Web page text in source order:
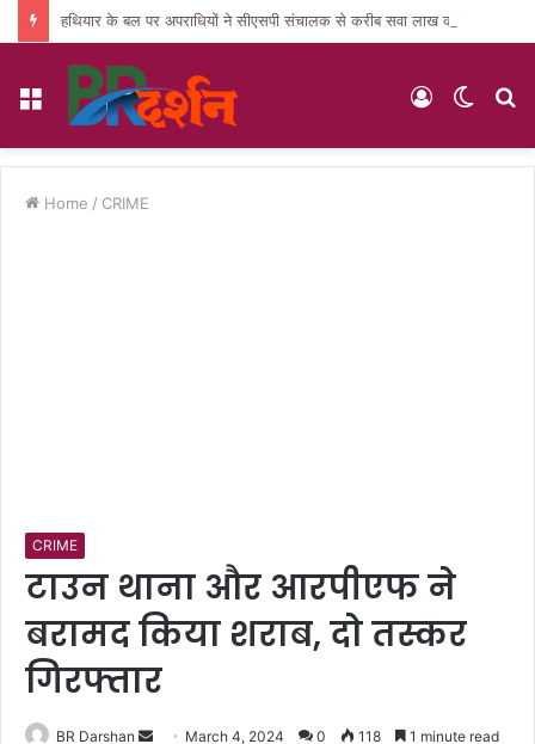
Menu
Switch
Log
Home / CRIME
CRIME
टाउन थाना और आरपीएफ ने
बरामद किया शराब, दो तस्कर
गिरफ्तार
BR Darshan March 4, 2024 0 118 1 minute read